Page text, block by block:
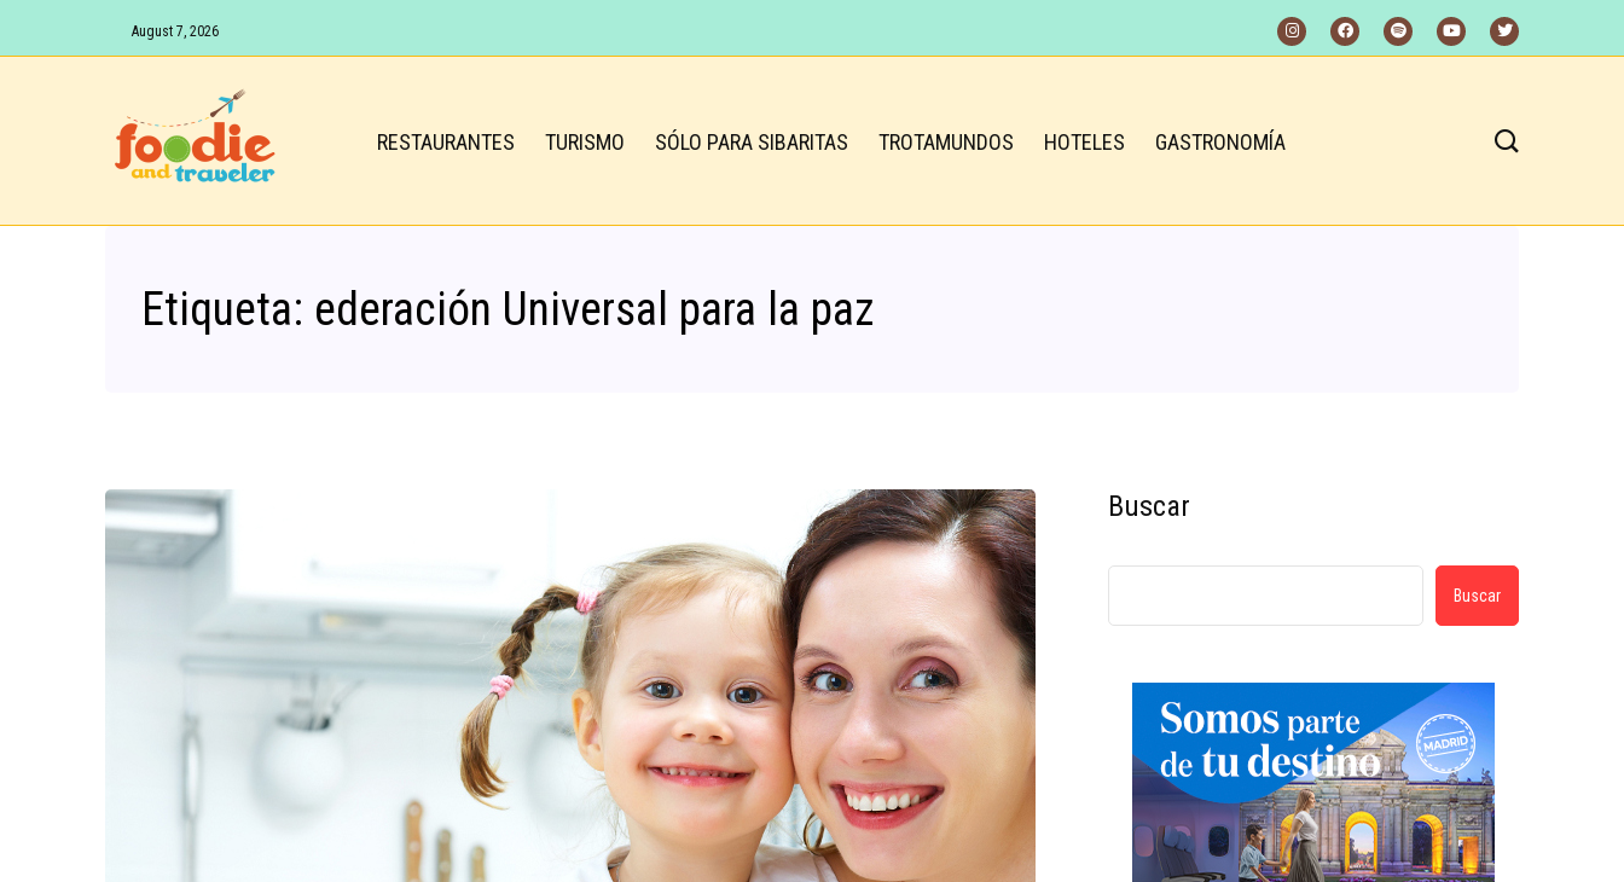
August 7, 2026
RESTAURANTES TURISMO SÓLO PARA SIBARITAS TROTAMUNDOS HOTELES GASTRONOMÍA
Etiqueta: ederación Universal para la paz
Buscar
Buscar